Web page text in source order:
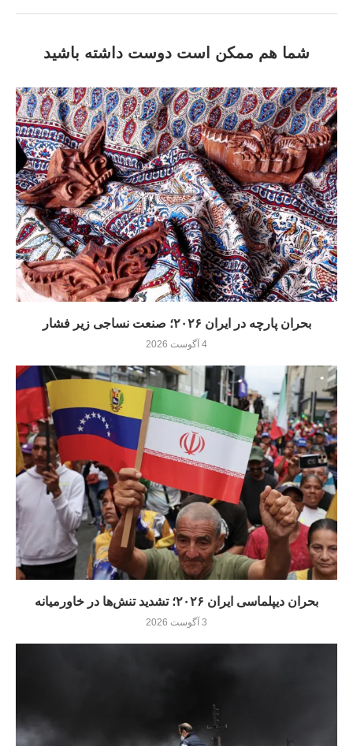
شما هم ممکن است دوست داشته باشید
بحران پارچه در ایران ۲۰۲۶؛ صنعت نساجی زیر فشار
4 آگوست 2026
بحران دیپلماسی ایران ۲۰۲۶؛ تشدید تنش‌ها در خاورمیانه
3 آگوست 2026